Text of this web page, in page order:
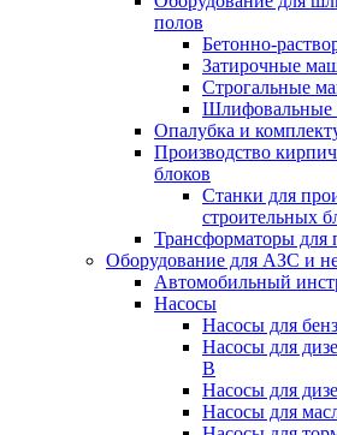
полов
Бетонно-
Затирочные
Строгальные
Опалубка и
Производство
блоков
Cтанки для
строительных
Трансформаторы для
Оборудование для АЗС и
Автомобильный
Насосы
Насосы для
Насосы для
В
Насосы для
Насосы для